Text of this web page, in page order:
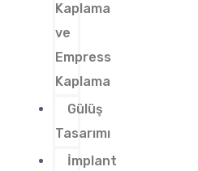
Kaplama
ve
Empress
Kaplama
Gülüş
Tasarımı
İmplant